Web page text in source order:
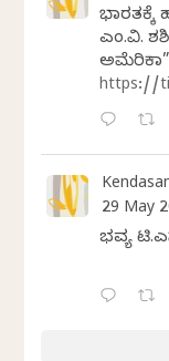
ಭಾರತಕ್ಕೆ
ಎಂ.ವಿ.
https://
29 May
ಭವ್ಯ